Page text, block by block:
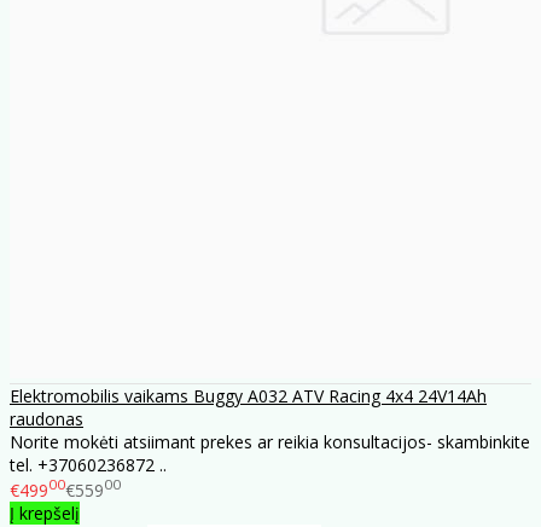
Elektromobilis vaikams Buggy A032 ATV Racing 4x4 24V14Ah
raudonas
Norite mokėti atsiimant prekes ar reikia konsultacijos- skambinkite
tel. +37060236872 ..
€49900€55900
Į krepšelį